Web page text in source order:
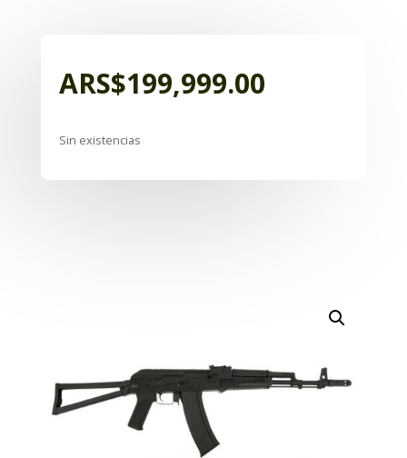
ARS$199,999.00
Sin existencias